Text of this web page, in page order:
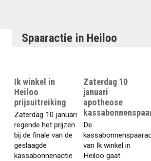
Spaaractie in Heiloo
Ik winkel in
Heiloo
prijsuitreiking
Zaterdag 10 januari
regende het prijzen
bij de finale van de
geslaagde
kassabonnenactie
Zaterdag 10
januari
apotheose
De
van Ik winkel in
Heiloo gaat